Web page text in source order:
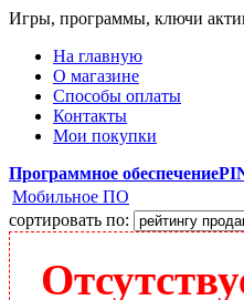
Игры, программы, ключи
На главную
О магазине
Способы оплаты
Контакты
Мои покупки
Программное обеспечение
Мобильное ПО
сортировать по: